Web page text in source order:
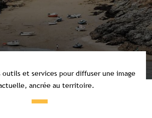
outils et services pourdiffuserune image
ancrée au territoire.